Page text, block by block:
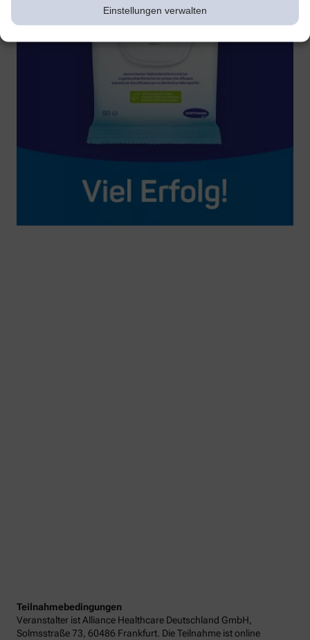
Einstellungen verwalten
Teilnahmebedingungen
Veranstalter ist Alliance Healthcare Deutschland GmbH,
Solmsstraße 73, 60486 Frankfurt. Die Teilnahme ist online